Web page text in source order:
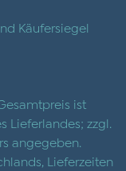
ist
Lieferlandes; zzgl.
angegeben.
Lieferzeiten